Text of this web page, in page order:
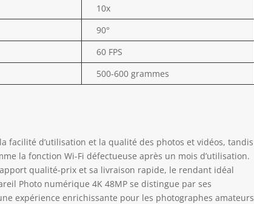
10x
90°
60 FPS
500-600 grammes
facilité d’utilisation et la qualité des photos et vidéos, tandis
la fonction Wi-Fi défectueuse après un mois d’utilisation.
qualité-prix et sa livraison rapide, le rendant idéal
Photo numérique 4K 48MP se distingue par ses
expérience enrichissante pour les photographes amateurs